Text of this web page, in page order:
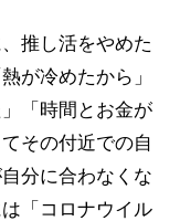
推し活をやめた
が冷めたから」
「時間とお金が
その付近での自
分に合わなくな
「コロナウイル